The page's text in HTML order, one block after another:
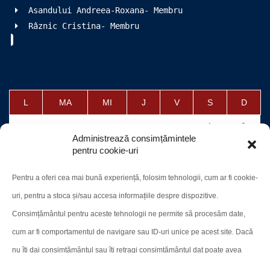
Administrează consimțămintele
pentru cookie-uri
Pentru a oferi cea mai bună experiență, folosim tehnologii, cum ar fi cookie-
uri, pentru a stoca și/sau accesa informațiile despre dispozitive.
Consimțământul pentru aceste tehnologii ne permite să procesăm date,
cum ar fi comportamentul de navigare sau ID-uri unice pe acest site. Dacă
nu îți dai consimțământul sau îți retragi consimțământul dat poate avea
Asandului Andreea-Roxana- Membru
Râznic Cristina- Membru
L MA MI J V S D
1 2
5
20 22
24 25 26 27 28 29 30
31